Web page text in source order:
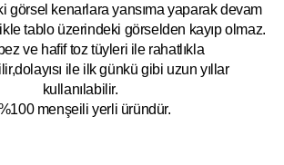
görsel kenarlara yansıma yaparak devam
kle tablo üzerindeki görselden kayıp olmaz.
ve hafif toz tüyleri ile rahatlıkla
ile ilkgünkü gibi uzun yıllar
kullanılabilir.
menşeili yerli üründür.